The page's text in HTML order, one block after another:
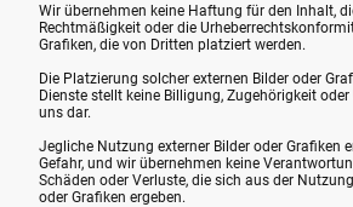
Wir übernehmen keine Haftung für den Inhalt,
Rechtmäßigkeit oder die
Grafiken, die von Dritten platziert werden.
Die Platzierung solcher externen Bilder oder
Dienste stellt keine Billigung, Zugehörigkeit
uns dar.
Jegliche Nutzung externer Bilder oder Grafiken
Gefahr, und wir übernehmen keine
Schäden oder Verluste, die sich aus der
oder Grafiken ergeben.